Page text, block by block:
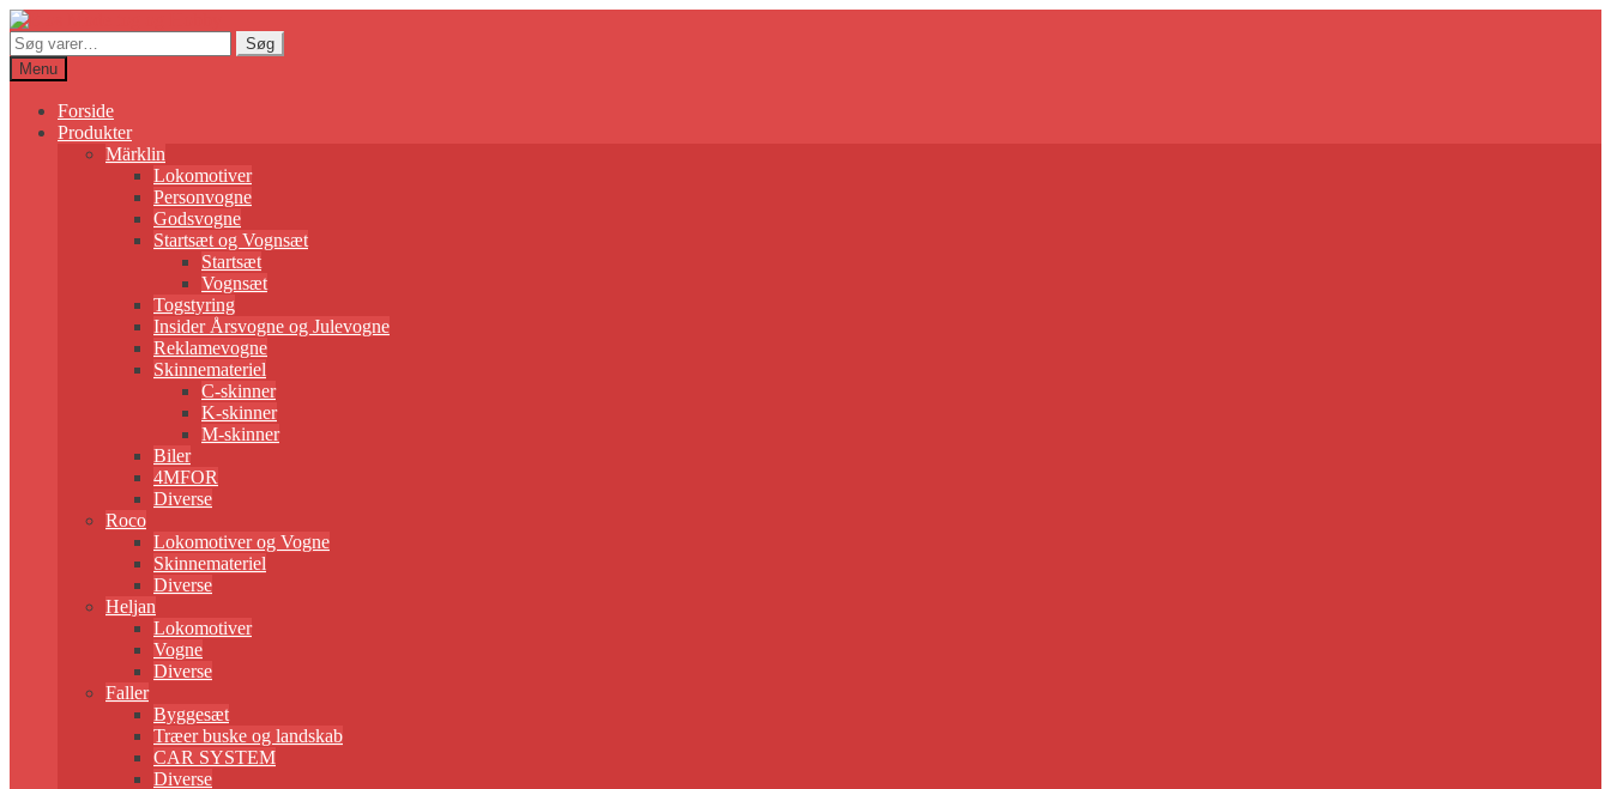
Søg
efter:
Søg
Menu
Forside
Produkter
Märklin
Lokomotiver
Personvogne
Godsvogne
Startsæt og Vognsæt
Startsæt
Vognsæt
Togstyring
Insider Årsvogne og Julevogne
Reklamevogne
Skinnemateriel
C-skinner
K-skinner
M-skinner
Biler
4MFOR
Diverse
Roco
Lokomotiver og Vogne
Skinnemateriel
Diverse
Heljan
Lokomotiver
Vogne
Diverse
Faller
Byggesæt
Træer buske og landskab
CAR SYSTEM
Diverse